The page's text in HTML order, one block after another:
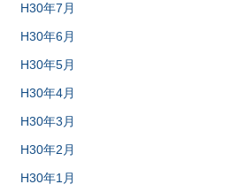
H30年7月
H30年6月
H30年5月
H30年4月
H30年3月
H30年2月
H30年1月